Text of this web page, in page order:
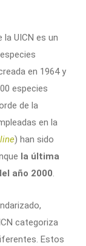
UICN es un
en 1964 y
especies
de la
en la
) han sido
la última
año 2000.
categoriza
Estos